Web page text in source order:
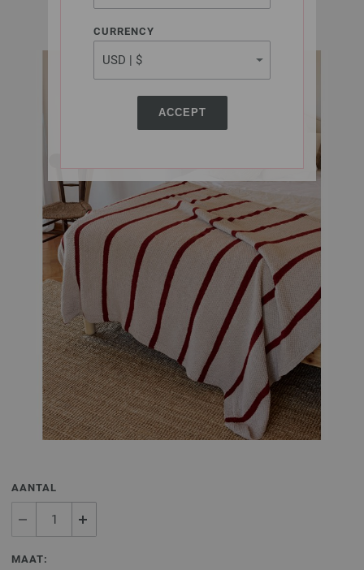
of America
CURRENCY
ACCEPT
AANTAL
MAAT: